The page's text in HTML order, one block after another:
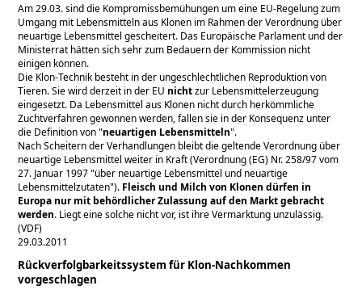
Am 29.03. sind die Kompromissbemühungen um eine EU-Regelung zum
Umgang mit Lebensmitteln aus Klonen im Rahmen der Verordnung über
neuartige Lebensmittel gescheitert. Das Europäische Parlament und der
Ministerrat hätten sich sehr zum Bedauern der Kommission nicht
einigen können.
Die Klon-Technik besteht in der ungeschlechtlichen Reproduktion von
Tieren. Sie wird derzeit in der EU nichtzur Lebensmittelerzeugung
eingesetzt. Da Lebensmittel aus Klonen nicht durch herkömmliche
Zuchtverfahren gewonnen werden, fallen sie in der Konsequenz unter
die Definition von neuartigen Lebensmitteln .
Nach Scheitern der Verhandlungen bleibt die geltende Verordnung über
neuartige Lebensmittel weiter in Kraft (Verordnung (EG) Nr. 258/97 vom
27. Januar 1997 über neuartige Lebensmittel und neuartige
Lebensmittelzutaten ). Fleisch und Milch von Klonen dürfen in
Europa nur mit behördlicher Zulassung auf den Markt gebracht
werden. Liegt eine solche nicht vor, ist ihre Vermarktung unzulässig.
(VDF)
29.03.2011
Rückverfolgbarkeitssystem für Klon-Nachkommen
vorgeschlagen